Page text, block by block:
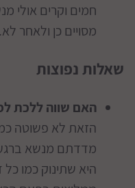
חמים וקרים אולי
מסויים כן ולאחר לא.
שאלות נפוצות
האם שווה ללכת
הזאת לא פשוטה
מדדתם מנשא
היא שתינוק כמו כל